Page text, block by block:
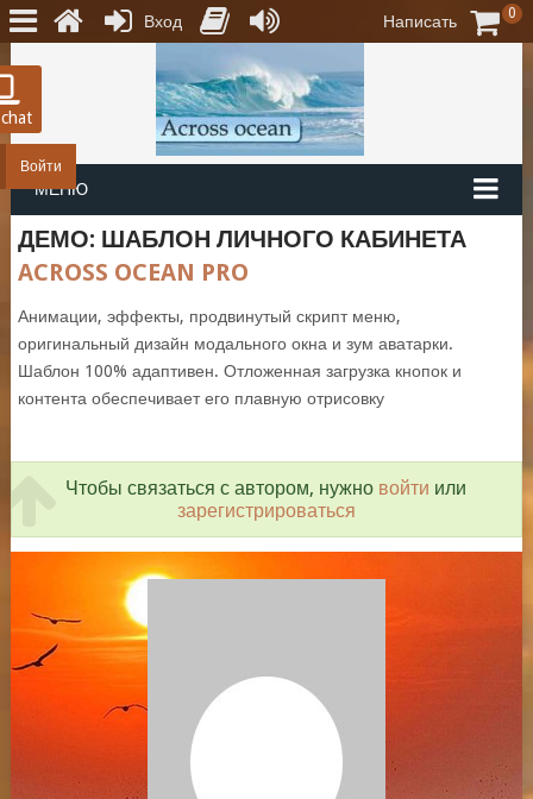
Войти
МЕНЮ
ДЕМО: ШАБЛОН ЛИЧНОГО КАБИНЕТА
ACROSS OCEAN PRO
Анимации, эффекты, продвинутый скрипт меню,
оригинальный дизайн модального окна и зум аватарки.
Шаблон 100% адаптивен. Отложенная загрузка кнопок и
контента обеспечивает его плавную отрисовку
Чтобы связаться с автором, нужно войти или
зарегистрироваться
Вход Написать 0